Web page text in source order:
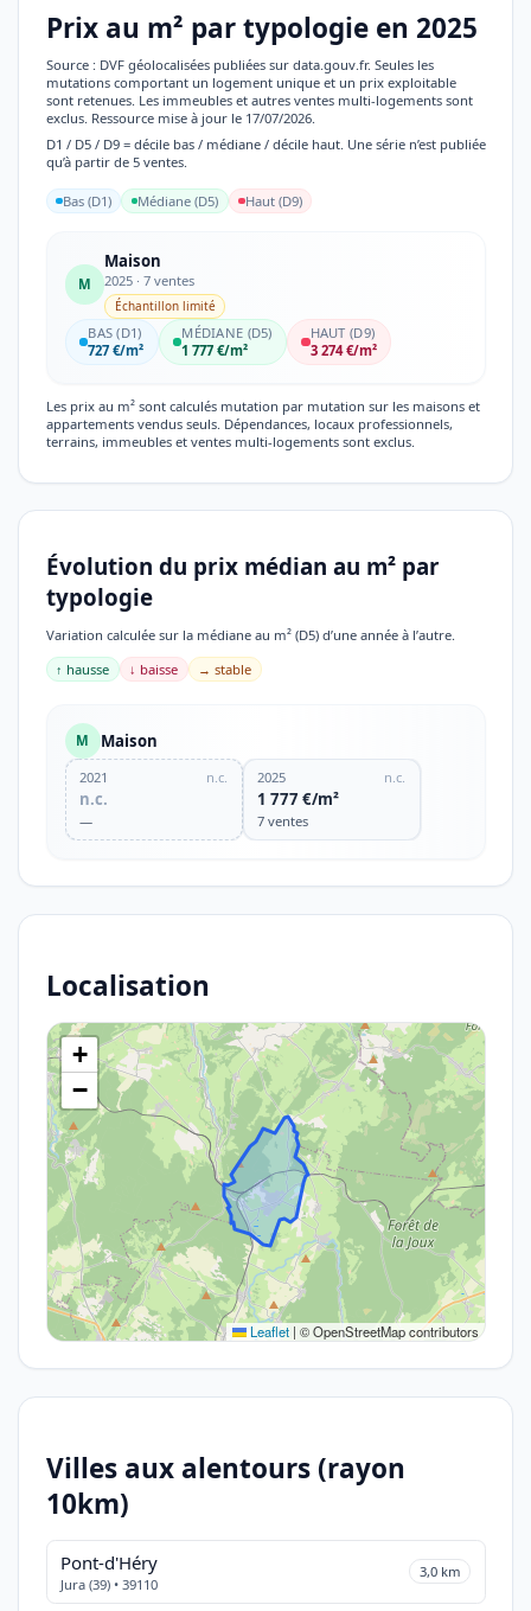
Prix au m² par typologie en 2025
Source : DVF géolocalisées publiées sur data.gouv.fr. Seules les
mutations comportant un logement unique et un prix exploitable
sont retenues. Les immeubles et autres ventes multi-logements sont
exclus. Ressource mise à jour le 17/07/2026.
D1 / D5 / D9 = décile bas / médiane / décile haut. Une série n’est publiée
qu’à partir de 5 ventes.
Bas (D1) Médiane (D5) Haut (D9)
M
Maison
2025 · 7 ventes
Échantillon limité
BAS (D1)
727 €/m²
MÉDIANE (D5)
1 777 €/m²
HAUT (D9)
3 274 €/m²
Les prix au m² sont calculés mutation par mutation sur les maisons et
appartements vendus seuls. Dépendances, locaux professionnels,
terrains, immeubles et ventes multi-logements sont exclus.
Évolution du prix médian au m² par
typologie
Variation calculée sur la médiane au m² (D5) d’une année à l’autre.
↑ hausse
↓ baisse → stable
M Maison
2021 n.c.
n.c.
—
2025 n.c.
1 777 €/m²
7 ventes
Localisation
+
−
Leaflet | © OpenStreetMap contributors
Villes aux alentours (rayon
10km)
Pont-d'Héry
Jura (39) • 39110
3,0 km